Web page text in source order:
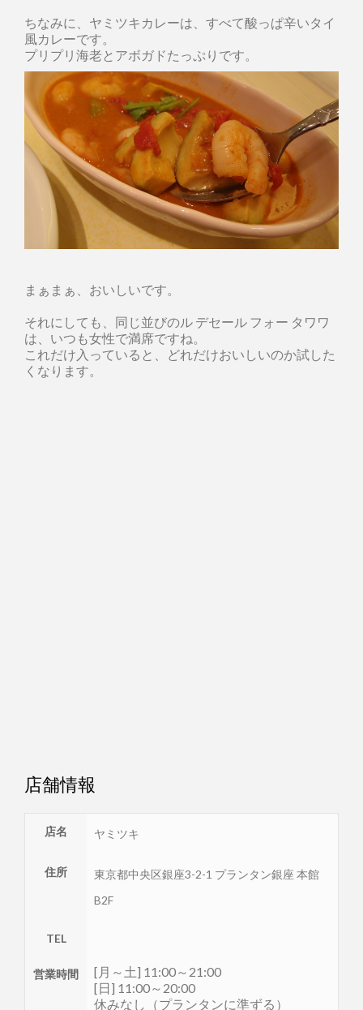
ちなみに、ヤミツキカレーは、すべて酸っぱ辛いタイ
風カレーです。
プリプリ海老とアボガドたっぷりです。
まぁまぁ、おいしいです。
それにしても、同じ並びのル デセール フォー タワワ
は、いつも女性で満席ですね。
これだけ入っていると、どれだけおいしいのか試した
くなります。
店舗情報
店名 ヤミツキ
住所 東京都中央区銀座3-2-1 プランタン銀座 本館
B2F
TEL
営業時間
[月～土] 11:00～21:00
[日] 11:00～20:00
休みなし（プランタンに準ずる）